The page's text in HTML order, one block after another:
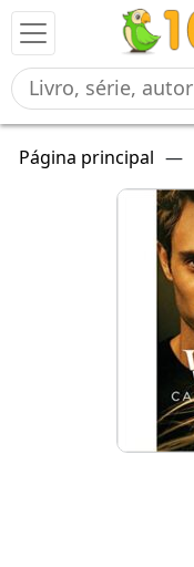
Página principal —